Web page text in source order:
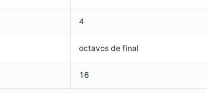
4
octavos de final
16